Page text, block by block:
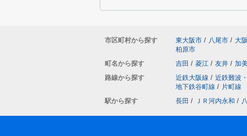
市区町村から探す 東大阪市 / 八尾市 / 大
柏原市
町名から探す
吉田 / 菱江 / 友井 / 加
路線から探す
近鉄大阪線 / 近鉄難波
地下鉄谷町線 / 片町線
駅から探す
長田 / ＪＲ河内永和 /